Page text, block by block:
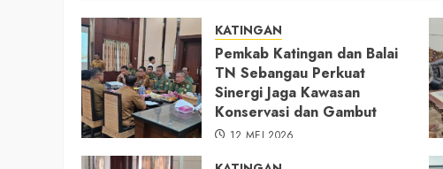
KATINGAN
Pemkab Katingan dan Balai
TN Sebangau Perkuat
Sinergi Jaga Kawasan
Konservasi dan Gambut
12 MEI 2026